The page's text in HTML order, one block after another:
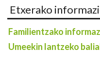
Etxerako
Familientzako
Umeekin lantzeko